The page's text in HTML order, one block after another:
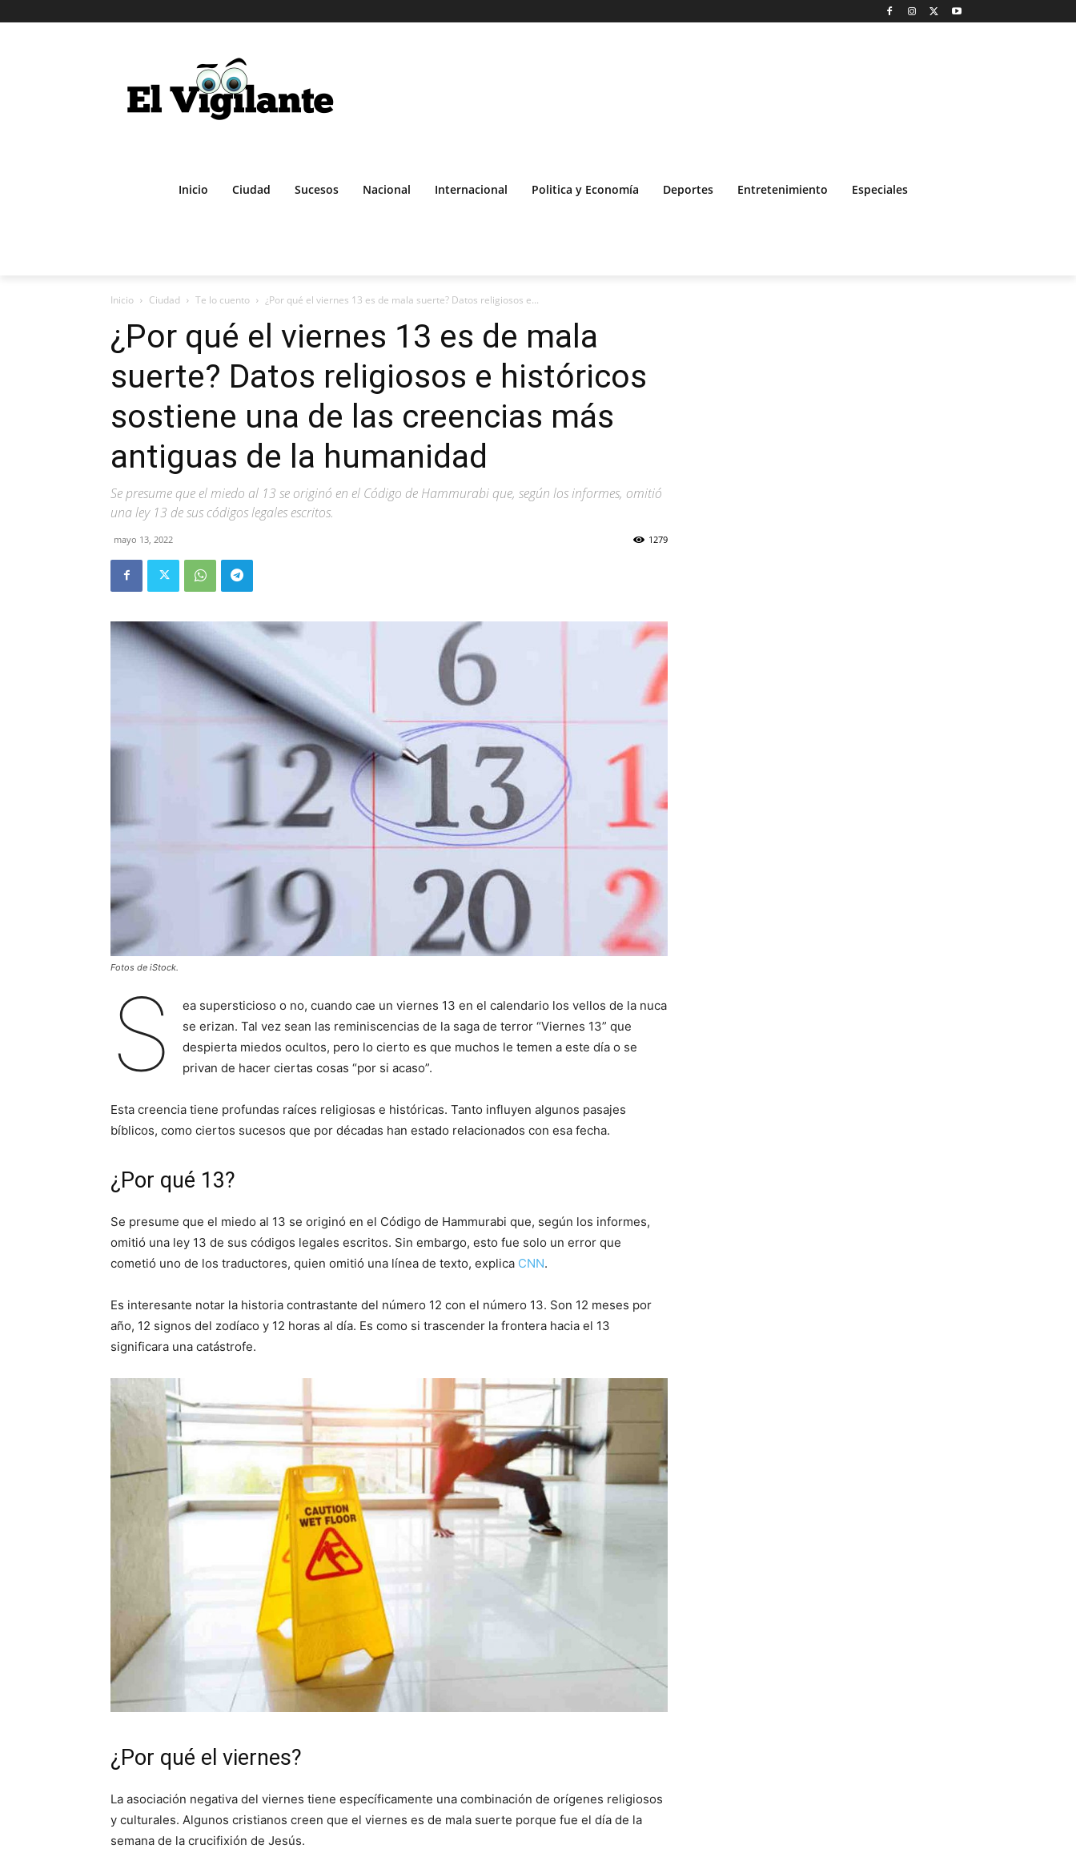
Inicio Ciudad Sucesos Nacional Internacional Politica y Economía Deportes Entretenimiento Especiales
Inicio Ciudad Te lo cuento ¿Por qué el viernes 13 es de mala suerte? Datos religiosos e...
¿Por qué el viernes 13 es de mala
suerte? Datos religiosos e históricos
sostiene una de las creencias más
antiguas de la humanidad
Se presume que el miedo al 13 se originó en el Código de Hammurabi que, según los informes, omitió
una ley 13 de sus códigos legales escritos.
mayo 13, 2022 1279
Fotos de iStock.
S
ea supersticioso o no, cuando cae un viernes 13 en el calendario los vellos de la nuca
se erizan. Tal vez sean las reminiscencias de la saga de terror “Viernes 13” que
despierta miedos ocultos, pero lo cierto es que muchos le temen a este día o se
privan de hacer ciertas cosas “por si acaso”.
Esta creencia tiene profundas raíces religiosas e históricas. Tanto influyen algunos pasajes
bíblicos, como ciertos sucesos que por décadas han estado relacionados con esa fecha.
¿Por qué 13?
Se presume que el miedo al 13 se originó en el Código de Hammurabi que, según los informes,
omitió una ley 13 de sus códigos legales escritos. Sin embargo, esto fue solo un error que
cometió uno de los traductores, quien omitió una línea de texto, explica CNN.
Es interesante notar la historia contrastante del número 12 con el número 13. Son 12 meses por
año, 12 signos del zodíaco y 12 horas al día. Es como si trascender la frontera hacia el 13
significara una catástrofe.
¿Por qué el viernes?
La asociación negativa del viernes tiene específicamente una combinación de orígenes religiosos
y culturales. Algunos cristianos creen que el viernes es de mala suerte porque fue el día de la
semana de la crucifixión de Jesús.